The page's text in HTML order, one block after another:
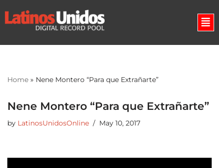
Skip
Home » Nene Montero “Para que Extrañarte”
Nene Montero “Para que Extrañarte”
by LatinosUnidosOnline May 10, 2017